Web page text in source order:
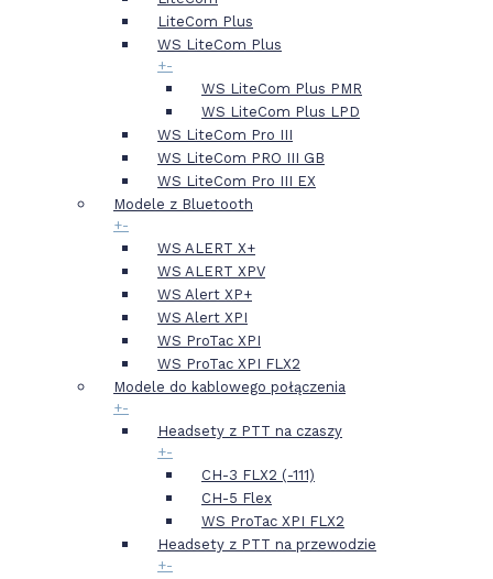
LiteCom Plus
WS LiteCom Plus
+-
WS LiteCom Plus PMR
WS LiteCom Plus LPD
WS LiteCom Pro III
WS LiteCom PRO III GB
WS LiteCom Pro III EX
Modele z Bluetooth
+-
WS ALERT X+
WS ALERT XPV
WS Alert XP+
WS Alert XPI
WS ProTac XPI
WS ProTac XPI FLX2
Modele do kablowego połączenia
+-
Headsety z PTT na czaszy
+-
CH-3 FLX2 (-111)
CH-5 Flex
WS ProTac XPI FLX2
Headsety z PTT na przewodzie
+-